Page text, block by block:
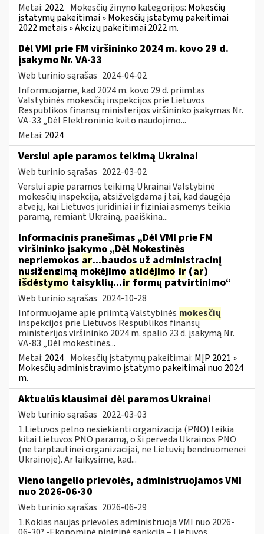
Metai: 2022 Mokesčių žinyno kategorijos: Mokesčių
įstatymų pakeitimai » Mokesčių įstatymų pakeitimai
2022 metais » Akcizų pakeitimai 2022 m.
Dėl VMI prie FM viršininko 2024 m. kovo 29 d.
įsakymo Nr. VA-33
Web turinio sąrašas 2024-04-02
Informuojame, kad 2024 m. kovo 29 d. priimtas
Valstybinės mokesčių inspekcijos prie Lietuvos
Respublikos finansų ministerijos viršininko įsakymas Nr.
VA-33 „Dėl Elektroninio kvito naudojimo...
Metai: 2024
Verslui apie paramos teikimą Ukrainai
Web turinio sąrašas 2022-03-02
Verslui apie paramos teikimą Ukrainai Valstybinė
mokesčių inspekcija, atsižvelgdama į tai, kad daugėja
atvejų, kai Lietuvos juridiniai ir fiziniai asmenys teikia
paramą, remiant Ukrainą, paaiškina...
Informacinis pranešimas „Dėl VMI prie FM
viršininko įsakymo „Dėl Mokestinės
nepriemokos ar...baudos už administracinį
nusižengimą mokėjimo atidėjimo ir (ar)
išdėstymo taisyklių...irformų patvirtinimo“
Web turinio sąrašas 2024-10-28
Informuojame apie priimtą Valstybinės mokesčių
inspekcijos prie Lietuvos Respublikos finansų
ministerijos viršininko 2024 m. spalio 23 d. įsakymą Nr.
VA-83 „Dėl mokestinės...
Metai: 2024 Mokesčių įstatymų pakeitimai: MĮP 2021 »
Mokesčių administravimo įstatymo pakeitimai nuo 2024
m.
Aktualūs klausimai dėl paramos Ukrainai
Web turinio sąrašas 2022-03-03
1.Lietuvos pelno nesiekianti organizacija (PNO) teikia
kitai Lietuvos PNO paramą, o ši perveda Ukrainos PNO
(ne tarptautinei organizacijai, ne Lietuvių bendruomenei
Ukrainoje). Ar laikysime, kad...
Vieno langelio prievolės, administruojamos VMI
nuo 2026-06-30
Web turinio sąrašas 2026-06-29
1.Kokias naujas prievoles administruoja VMI nuo 2026-